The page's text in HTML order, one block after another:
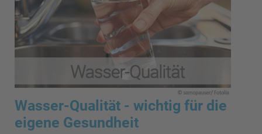
Wasser-Qualität - wichtig für die
eigene Gesundheit